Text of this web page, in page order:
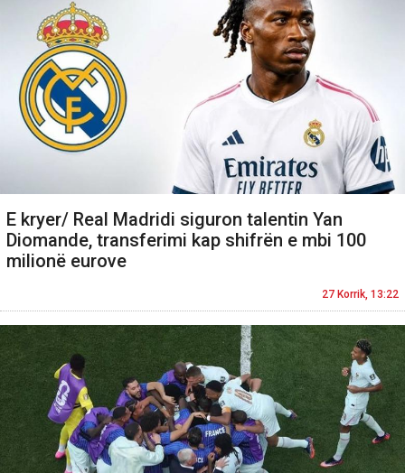
E kryer/ Real Madridi siguron talentin Yan
Diomande, transferimi kap shifrën e mbi 100
milionë eurove
27 Korrik, 13:22